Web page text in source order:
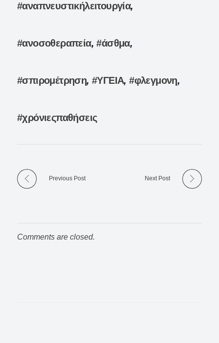
#αναπνευστικήλειτουργία,
#ανοσοθεραπεία,#άσθμα,
#σπιρομέτρηση,#ΥΓΕΙΑ,#φλεγμονη,
#χρόνιεςπαθήσεις
Previous Post Next Post
Comments are closed.